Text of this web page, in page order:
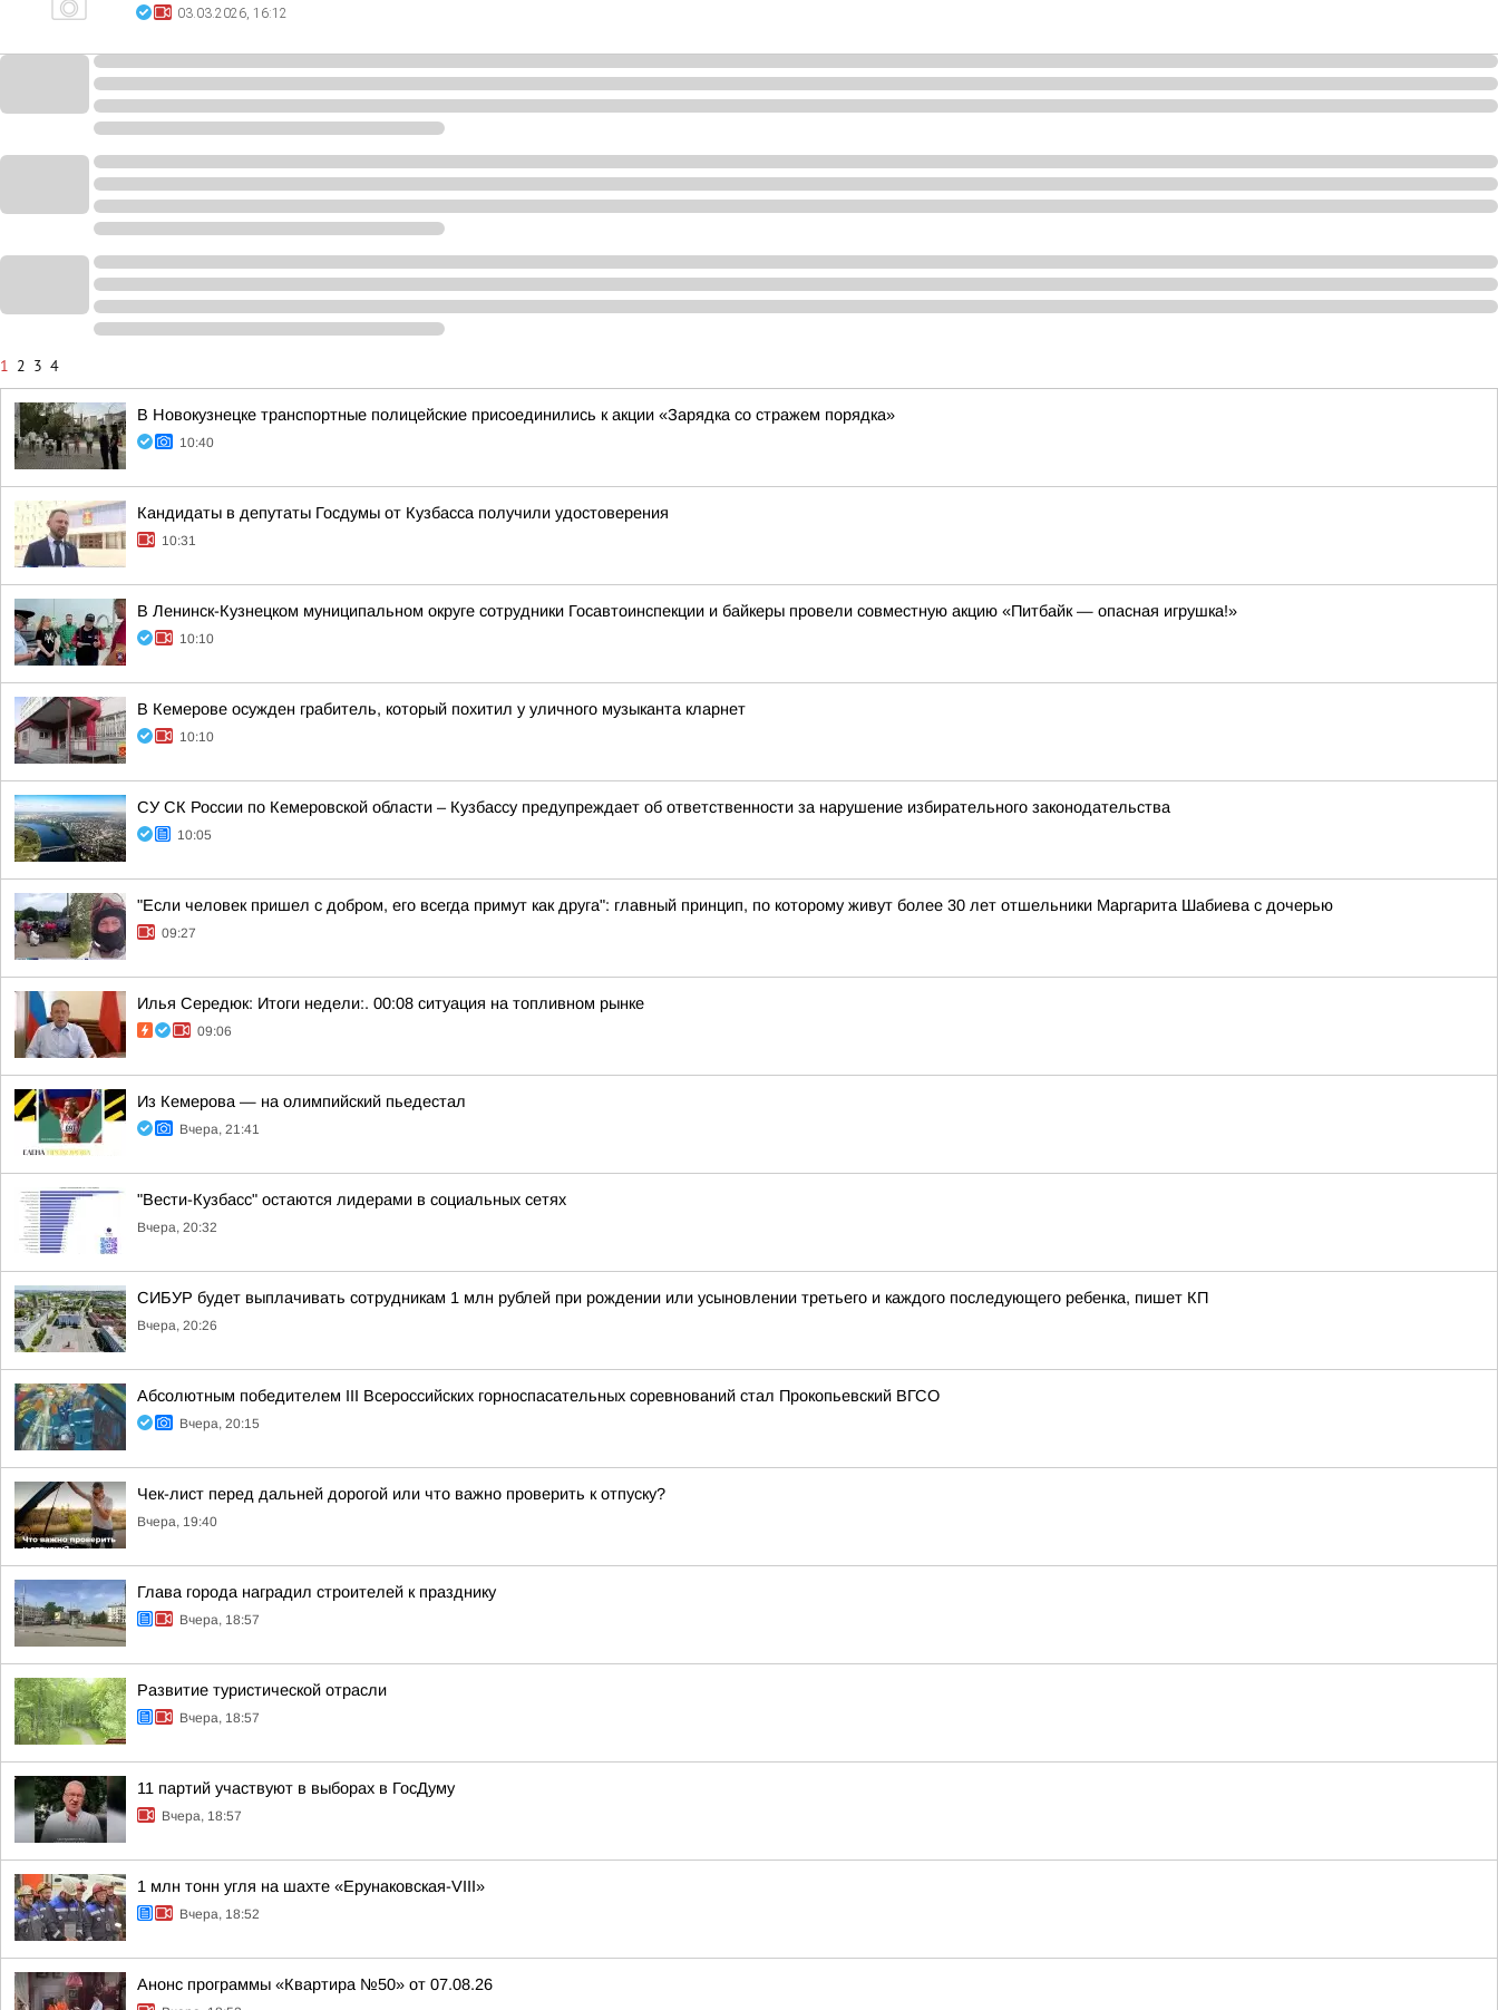
03.03.2026, 16:12
1 2 3 4
В Новокузнецке транспортные полицейские присоединились к акции «Зарядка со стражем порядка»
10:40
Кандидаты в депутаты Госдумы от Кузбасса получили удостоверения
10:31
В Ленинск-Кузнецком муниципальном округе сотрудники Госавтоинспекции и байкеры провели совместную акцию «Питбайк — опасная игрушка!»
10:10
В Кемерове осужден грабитель, который похитил у уличного музыканта кларнет
10:10
СУ СК России по Кемеровской области – Кузбассу предупреждает об ответственности за нарушение избирательного законодательства
10:05
"Если человек пришел с добром, его всегда примут как друга": главный принцип, по которому живут более 30 лет отшельники Маргарита Шабиева с дочерью
09:27
Илья Середюк: Итоги недели:. 00:08 ситуация на топливном рынке
09:06
Из Кемерова — на олимпийский пьедестал
Вчера, 21:41
"Вести-Кузбасс" остаются лидерами в социальных сетях
Вчера, 20:32
СИБУР будет выплачивать сотрудникам 1 млн рублей при рождении или усыновлении третьего и каждого последующего ребенка, пишет КП
Вчера, 20:26
Абсолютным победителем III Всероссийских горноспасательных соревнований стал Прокопьевский ВГСО
Вчера, 20:15
Чек-лист перед дальней дорогой или что важно проверить к отпуску?
Вчера, 19:40
Глава города наградил строителей к празднику
Вчера, 18:57
Развитие туристической отрасли
Вчера, 18:57
11 партий участвуют в выборах в ГосДуму
Вчера, 18:57
1 млн тонн угля на шахте «Ерунаковская-VIII»
Вчера, 18:52
Анонс программы «Квартира №50» от 07.08.26